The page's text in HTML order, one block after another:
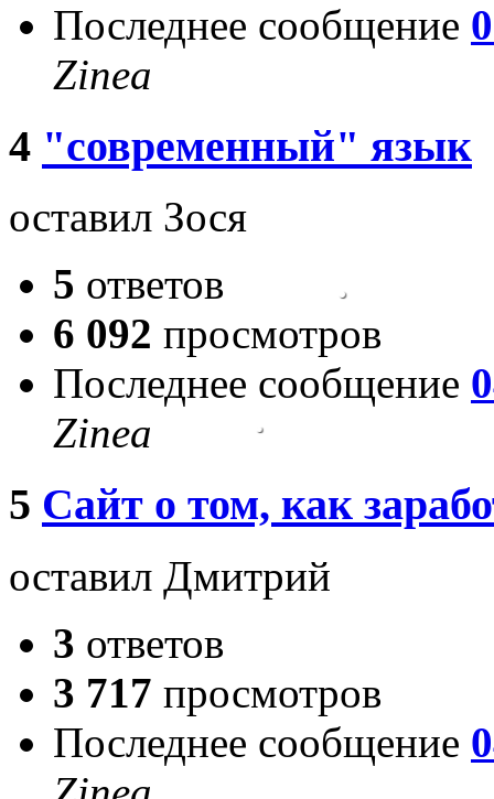
Последнее сообщение
Zinea
4 "современный" язык
оставил Зося
5 ответов
6 092 просмотров
Последнее сообщение
Zinea
5 Сайт о том, как
оставил Дмитрий
3 ответов
3 717 просмотров
Последнее сообщение